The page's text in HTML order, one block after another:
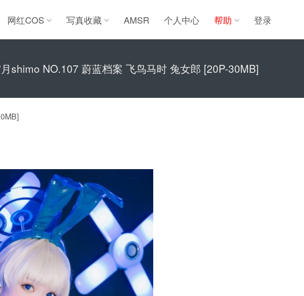
网红COS 写真收藏 AMSR 个人中心 帮助 登录
shimo NO.107 蔚蓝档案 飞鸟马时 兔女郎 [20P-30MB]